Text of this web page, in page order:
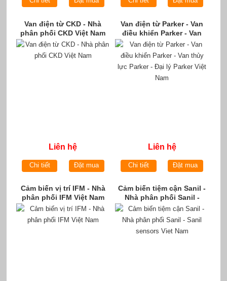
Van điện từ CKD - Nhà
phân phối CKD Việt Nam
Liên hệ
Chi tiết Đặt mua
Van điện từ Parker - Van
điều khiển Parker - Van
thủy lực Parker - Đại lý
Parker Việt Nam
Liên hệ
Chi tiết Đặt mua
Cảm biến vị trí IFM - Nhà
phân phối IFM Việt Nam
Cảm biến tiệm cận Sanil -
Nhà phân phối Sanil -
Sanil sensors Viet Nam